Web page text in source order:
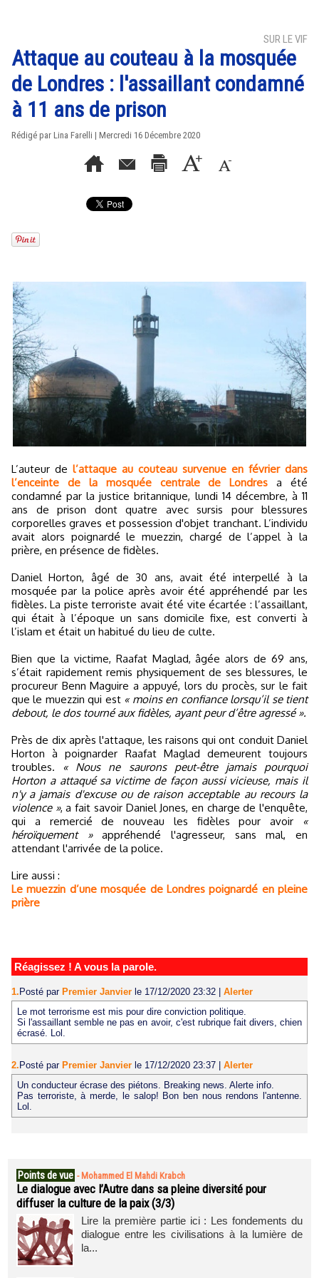
SUR LE VIF
Attaque au couteau à la mosquée
de Londres : l'assaillant condamné
à 11 ans de prison
Rédigé par Lina Farelli | Mercredi 16 Décembre 2020
L’auteur de l’attaque au couteau survenue en février dans
l’enceinte de la mosquée centrale de Londres a été
condamné par la justice britannique, lundi 14 décembre, à 11
ans de prison dont quatre avec sursis pour blessures
corporelles graves et possession d'objet tranchant. L’individu
avait alors poignardé le muezzin, chargé de l’appel à la
prière, en présence de fidèles.
Daniel Horton, âgé de 30 ans, avait été interpellé à la
mosquée par la police après avoir été appréhendé par les
fidèles. La piste terroriste avait été vite écartée : l’assaillant,
qui était à l’époque un sans domicile fixe, est converti à
l’islam et était un habitué du lieu de culte.
Bien que la victime, Raafat Maglad, âgée alors de 69 ans,
s’était rapidement remis physiquement de ses blessures, le
procureur Benn Maguire a appuyé, lors du procès, sur le fait
que le muezzin qui est « moins en confiance lorsqu’il se tient
debout, le dos tourné aux fidèles, ayant peur d’être agressé ».
Près de dix après l'attaque, les raisons qui ont conduit Daniel
Horton à poignarder Raafat Maglad demeurent toujours
troubles. « Nous ne saurons peut-être jamais pourquoi
Horton a attaqué sa victime de façon aussi vicieuse, mais il
n'y a jamais d'excuse ou de raison acceptable au recours la
violence », a fait savoir Daniel Jones, en charge de l'enquête,
qui a remercié de nouveau les fidèles pour avoir
«
héroïquement »appréhendé l'agresseur, sans mal, en
attendant l'arrivée de la police.
Lire aussi :
Le muezzin d’une mosquée de Londres poignardé en pleine
prière
Réagissez ! A vous la parole.
1. Posté par Premier Janvier le 17/12/2020 23:32
Alerter
Le mot terrorisme est mis pour dire conviction politique.
Si l'assaillant semble ne pas en avoir, c'est rubrique fait divers, chien
écrasé. Lol.
2. Posté par Premier Janvier le 17/12/2020 23:37
Alerter
Un conducteur écrase des piétons. Breaking news. Alerte info.
Pas terroriste, à merde, le salop! Bon ben nous rendons l'antenne.
Lol.
Points de vue - Mohammed El Mahdi Krabch
Le dialogue avec l’Autre dans sa pleine diversité pour
diffuser la culture de la paix (3/3)
Lire la première partie ici : Les fondements du
dialogue entre les civilisations à la lumière de
la...